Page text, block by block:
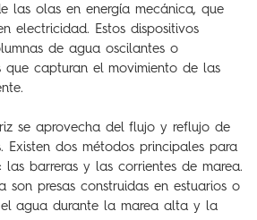
las olas en energía mecánica, que
electricidad. Estos dispositivos
de agua oscilantes o
capturan el movimiento de las
se aprovecha del flujo y reflujo de
Existen dos métodos principales para
las barreras y las corrientes de marea.
son presas construidas en estuarios o
agua durante la marea alta y la